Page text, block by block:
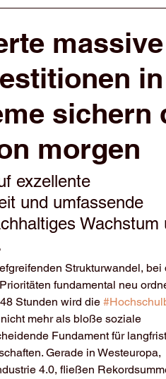
massive
in
sichern
morgen
exzellente
und umfassende
Wachstum
Strukturwandel, bei
fundamental neu
Stunden wird die
mehr als bloße soziale
Fundament für
Gerade in Westeuropa,
4.0, fließen